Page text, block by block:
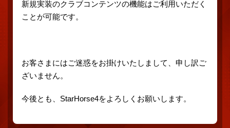
新規実装のクラブコンテンツの機能はご利用いただく
ことが可能です。
お客さまにはご迷惑をお掛けいたしまして、申し訳ご
ざいません。
今後とも、StarHorse4をよろしくお願いします。